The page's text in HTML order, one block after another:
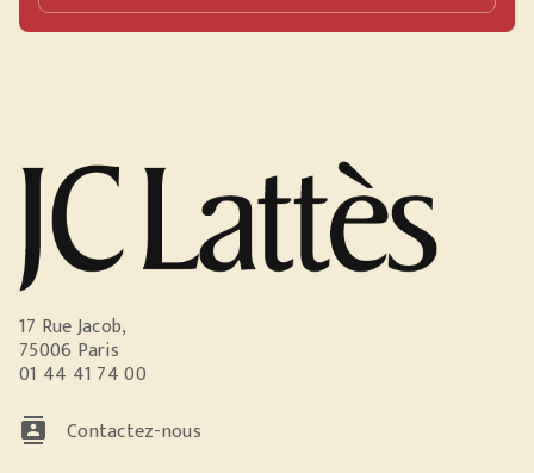
17 Rue Jacob,
75006 Paris
01 44 41 74 00
contacts Contactez-nous